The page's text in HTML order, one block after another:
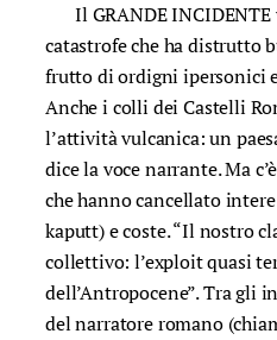
Il GRANDE
catastrofe che ha distrutto
frutto di ordigni ipersonici
Anche i colli dei Castelli
l’attività vulcanica: un
dice la voce narrante. Ma
che hanno cancellato
kaputt) e coste. “Il nostro
collettivo: l’exploit quasi
dell’Antropocene”. Tra gli
del narratore romano